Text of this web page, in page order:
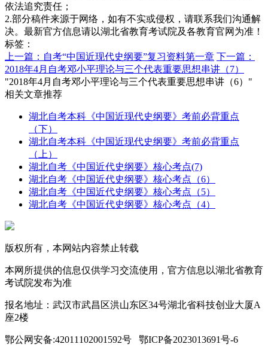
依法追究责任；
2.部分稿件来源于网络，如有不实或侵权，请联系我们沟通解
决。最新官方信息请以湖北省教育考试院及各教育官网为准！
标签：
上一篇：自考“中国近现代史纲要”复习资料第一章 下一篇：
2018年4月自考邓小平理论与三个代表重要思想串讲（7）
"2018年4月自考邓小平理论与三个代表重要思想串讲（6）"
相关文章推荐
湖北自考本科《中国近现代史纲要》考前必背重点
（下）
湖北自考本科《中国近现代史纲要》考前必背重点
（上）
湖北自考《中国近代史纲要》核心考点(7)
湖北自考《中国近代史纲要》核心考点（6）
湖北自考《中国近代史纲要》核心考点（5）
湖北自考《中国近代史纲要》核心考点（4）
版权所有，本网站内容禁止转载
本网所提供的信息仅供学习交流使用，官方信息以湖北省教育
考试院发布为准
报名地址：武汉市武昌区洪山东区34号湖北省科技创业大厦A
座2楼
鄂公网安备:42011102001592号 鄂ICP备2023013691号-6